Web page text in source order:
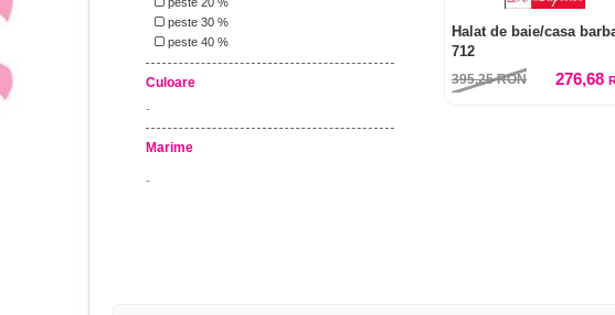
peste 30 %
peste 40 %
Culoare
-
Marime
-
Halat de baie/casa
712
395,25RON 276,68